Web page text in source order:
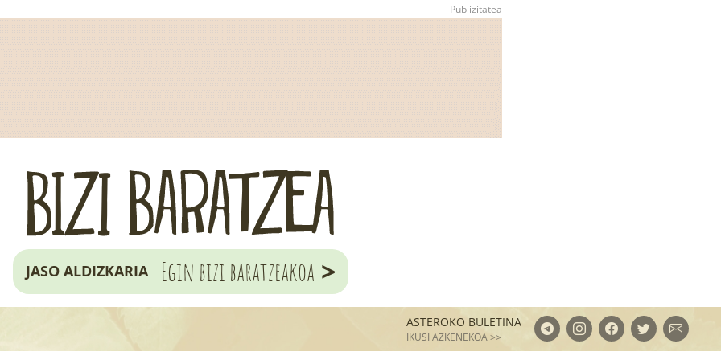
JASO ALDIZKARIA Egin bizi baratzeakoa >
ASTEROKO BULETINA
IKUSI AZKENEKOA >>